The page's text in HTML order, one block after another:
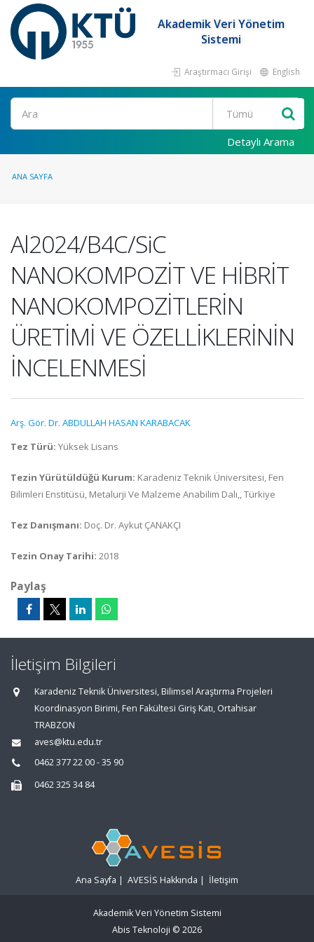
Akademik Veri Yönetim
Sistemi
Araştırmacı Girişi English
Ara
Detaylı Arama
ANA SAYFA
Al2024/B4C/SiC
NANOKOMPOZİT VE HİBRİT
NANOKOMPOZİTLERİN
ÜRETİMİ VE ÖZELLİKLERİNİN
İNCELENMESİ
Arş. Gör. Dr. ABDULLAH HASAN KARABACAK
Tez Türü: Yüksek Lisans
Tezin Yürütüldüğü Kurum: Karadeniz Teknik Üniversitesi, Fen
Bilimleri Enstitüsü, Metalurji Ve Malzeme Anabilim Dalı,, Türkiye
Tez Danışmanı: Doç. Dr. Aykut ÇANAKÇI
Tezin Onay Tarihi: 2018
Paylaş
İletişim Bilgileri
Karadeniz Teknik Üniversitesi, Bilimsel Araştırma Projeleri
Koordinasyon Birimi, Fen Fakültesi Giriş Katı, Ortahisar
TRABZON
aves@ktu.edu.tr
0462 377 22 00 - 35 90
0462 325 34 84
Ana Sayfa | AVESİS Hakkında | İletişim
Akademik Veri Yönetim Sistemi
Abis Teknoloji © 2026